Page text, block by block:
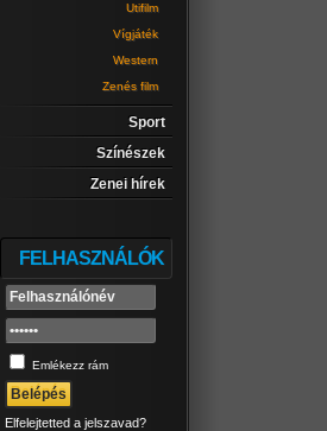
Utifilm
Vígjáték
Western
Zenés film
Sport
Színészek
Zenei hírek
FELHASZNÁLÓK
Emlékezz rám
Elfelejtetted a jelszavad?